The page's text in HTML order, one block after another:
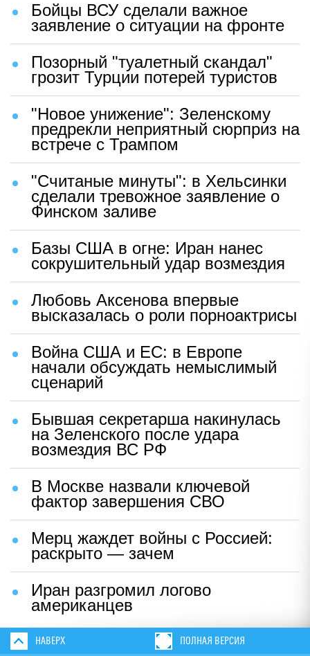
Бойцы ВСУ сделали важное
заявление о ситуации на фронте
Позорный "туалетный скандал"
грозит Турции потерей туристов
"Новое унижение": Зеленскому
предрекли неприятный сюрприз на
встрече с Трампом
"Считаные минуты": в Хельсинки
сделали тревожное заявление о
Финском заливе
Базы США в огне: Иран нанес
сокрушительный удар возмездия
Любовь Аксенова впервые
высказалась о роли порноактрисы
Война США и ЕС: в Европе
начали обсуждать немыслимый
сценарий
Бывшая секретарша накинулась
на Зеленского после удара
возмездия ВС РФ
В Москве назвали ключевой
фактор завершения СВО
Мерц жаждет войны с Россией:
раскрыто — зачем
Иран разгромил логово
американцев
НАВЕРХ ПОЛНАЯ ВЕРСИЯ